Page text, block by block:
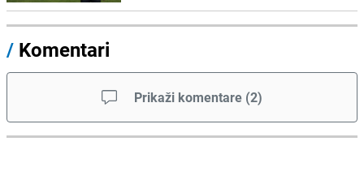
/ Komentari
Prikaži komentare (2)